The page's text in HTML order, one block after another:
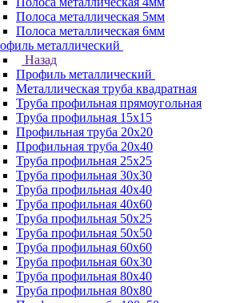
Полоса металлическая 5мм
Полоса металлическая 6мм
металлический
Назад
Профиль металлический
Металлическая труба квадратная
Труба профильная прямоугольная
Труба профильная 15х15
Профильная труба 20х20
Профильная труба 20х40
Труба профильная 25х25
Труба профильная 30x30
Труба профильная 40х40
Труба профильная 40х60
Труба профильная 50х25
Труба профильная 50х50
Труба профильная 60x60
Труба профильная 60х30
Труба профильная 80х40
Труба профильная 80х80